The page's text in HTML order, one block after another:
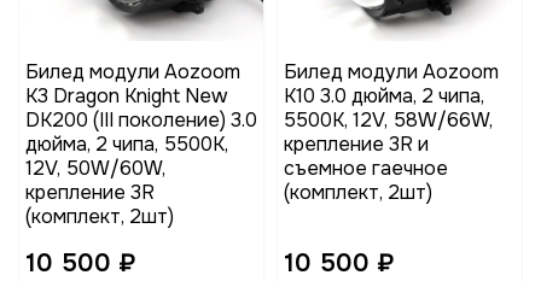
Билед модули Aozoom
K3 Dragon Knight New
DK200 (III поколение) 3.0
дюйма, 2 чипа, 5500K,
12V, 50W/60W,
крепление 3R
(комплект, 2шт)
10 500 ₽
Билед модули Aozoom
K10 3.0 дюйма, 2 чипа,
5500K, 12V, 58W/66W,
крепление 3R и
съемное гаечное
(комплект, 2шт)
10 500 ₽